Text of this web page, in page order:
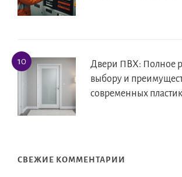
Двери ПВХ: Полное
выбору и
современных
СВЕЖИЕ КОММЕНТАРИИ